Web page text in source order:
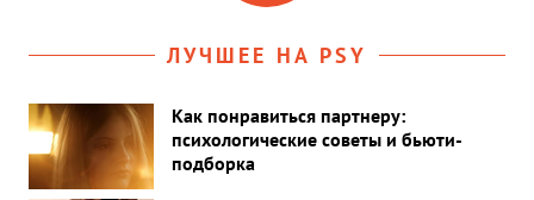
ЛУЧШЕЕ НА PSY
Как понравиться партнеру:
психологические советы и бьюти-
подборка